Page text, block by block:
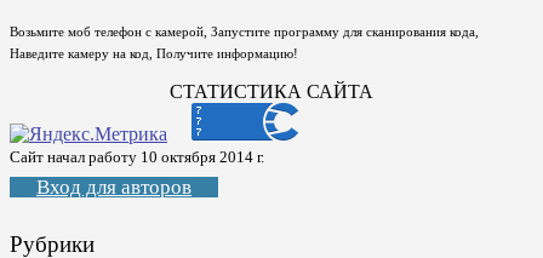
Возьмите моб телефон с камерой, Запустите программу для сканирования кода,
Наведите камеру на код, Получите информацию!
СТАТИСТИКА САЙТА
Сайт начал работу 10 октября 2014 г.
Вход для авторов
Рубрики